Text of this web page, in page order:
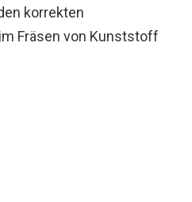
korrekten
Fräsen von Kunststoff